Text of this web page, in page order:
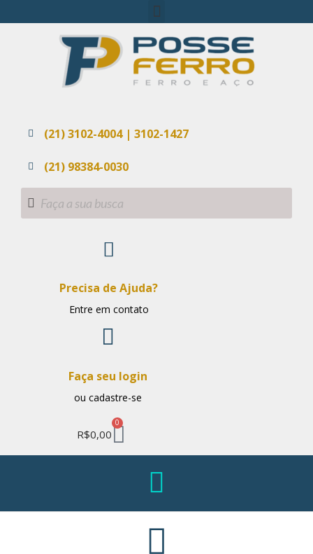
(21) 3102-4004 | 3102-1427
(21) 98384-0030
Precisa de Ajuda?
Entre em contato
Faça seu login
ou cadastre-se
R$0,00
0